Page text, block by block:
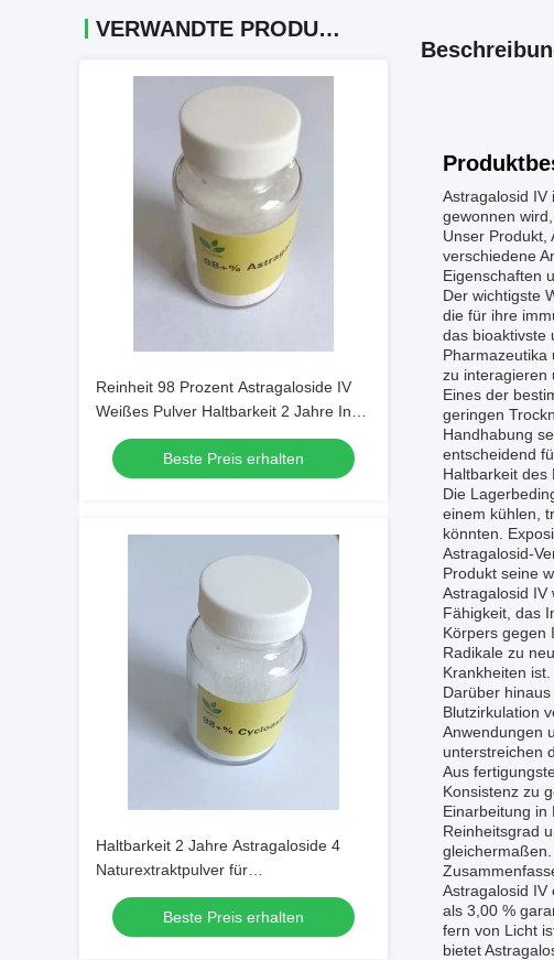
VERWANDTE PRODUKTE
Reinheit 98 Prozent Astragaloside IV
Weißes Pulver Haltbarkeit 2 Jahre In
botanischen Extrakten und
wissenschaftlicher Forschung
angewendet
Beste Preis erhalten
Haltbarkeit 2 Jahre Astragaloside 4
Naturextraktpulver für
pharmazeutische Anwendungen und
Nutrazeutische Formulierungen
Beste Preis erhalten
Astragalosid IV
gewonnen
Unser Produkt,
verschiedene
Eigenschaften
Der wichtigste
die für ihre
das bioaktivste
Pharmazeutika
zu interagieren
Eines der
geringen
Handhabung
entscheidend
Haltbarkeit des
Die
einem kühlen,
könnten.
Astragalosid-
Produkt seine
Astragalosid IV
Fähigkeit, das
Körpers gegen
Radikale zu
Krankheiten ist.
Darüber
Blutzirkulation
Anwendungen
unterstreichen
Aus
Konsistenz zu
Einarbeitung in
Reinheitsgrad
gleichermaßen.
Astragalosid IV
als 3,00 %
fern von Licht
bietet